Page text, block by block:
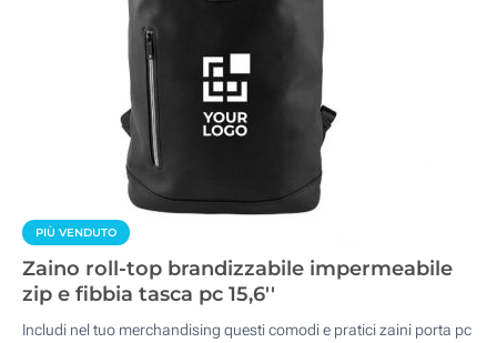
PIÙ VENDUTO
Zaino roll-top brandizzabile impermeabile
zip e fibbia tasca pc 15,6''
Includi nel tuo merchandising questi comodi e pratici zaini porta pc